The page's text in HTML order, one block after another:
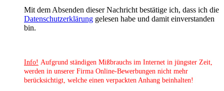
Mit dem Absenden dieser Nachricht bestätige ich, dass ich die
Datenschutzerklärung gelesen habe und damit einverstanden
bin.
Info! Aufgrund ständigen Mißbrauchs im Internet in jüngster Zeit,
werden in unserer Firma Online-Bewerbungen nicht mehr
berücksichtigt, welche einen verpackten Anhang beinhalten!